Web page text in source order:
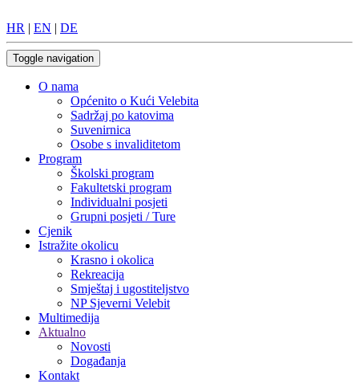
HR | EN | DE
Toggle navigation
O nama
Općenito o Kući Velebita
Sadržaj po katovima
Suvenirnica
Osobe s invaliditetom
Program
Školski program
Fakultetski program
Individualni posjeti
Grupni posjeti / Ture
Cjenik
Istražite okolicu
Krasno i okolica
Rekreacija
Smještaj i ugostiteljstvo
NP Sjeverni Velebit
Multimedija
Aktualno
Novosti
Događanja
Kontakt